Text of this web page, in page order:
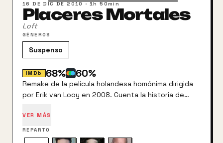
16 DE DIC DE 2010·1h 50min
Placeres Mortales
Loft
GÉNEROS
Suspenso
IMDb 68% 60%
Remake de la película holandesa homónima dirigida
por Erik van Looy en 2008. Cuenta la historia de
compartir un apartamento para usarlo como lugar de
reunión con sus amantes.
VER MÁS
REPARTO